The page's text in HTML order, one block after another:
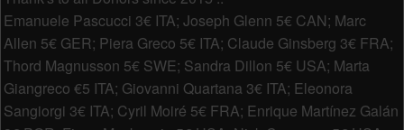
Emanuele Pascucci 3€ ITA; Joseph Glenn 5€ CAN; Marc
Allen 5€ GER; Piera Greco 5€ ITA; Claude Ginsberg 3€ FRA;
Thord Magnusson 5€ SWE; Sandra Dillon 5€ USA; Marta
Giangreco €5 ITA; Giovanni Quartana 3€ ITA; Eleonora
Sangiorgi 3€ ITA; Cyril Moiré 5€ FRA; Enrique Martínez Galán